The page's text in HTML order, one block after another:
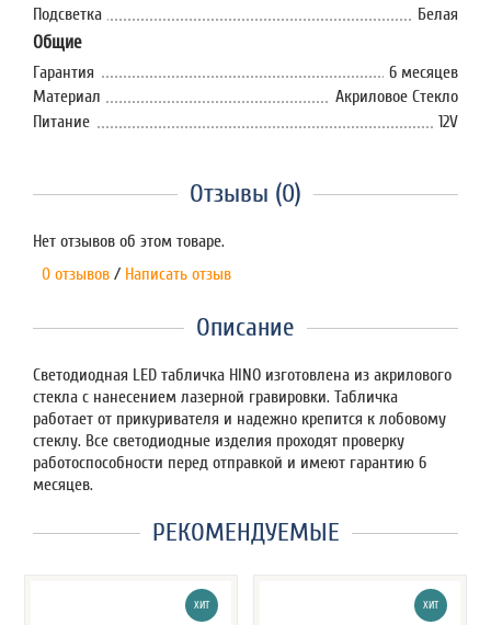
Подсветка
Белая
Общие
Гарантия
6 месяцев
Материал
Акриловое Стекло
Питание
12V
Отзывы (0)
Нет отзывов об этом товаре.
0 отзывов / Написать отзыв
Описание
Светодиодная LED табличка HINO изготовлена из акрилового
стекла с нанесением лазерной гравировки. Табличка
работает от прикуривателя и надежно крепится к лобовому
стеклу. Все светодиодные изделия проходят проверку
работоспособности перед отправкой и имеют гарантию 6
месяцев.
РЕКОМЕНДУЕМЫЕ
ХИТ ХИТ